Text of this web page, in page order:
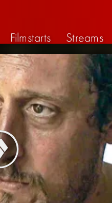
Filmstarts Streams